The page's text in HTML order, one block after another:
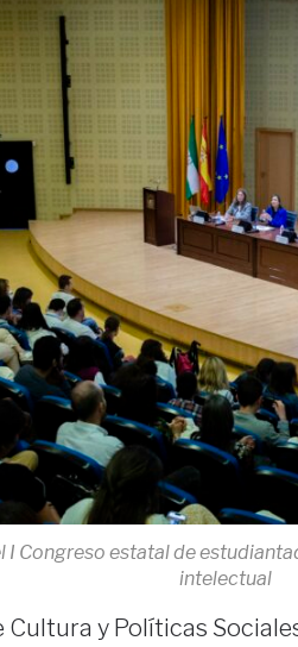
I Congreso estatal de
intelectual
y Políticas